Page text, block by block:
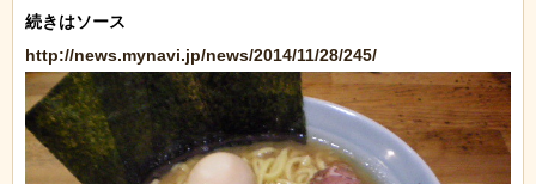
http://news.mynavi.jp/news/2014/11/28/245/